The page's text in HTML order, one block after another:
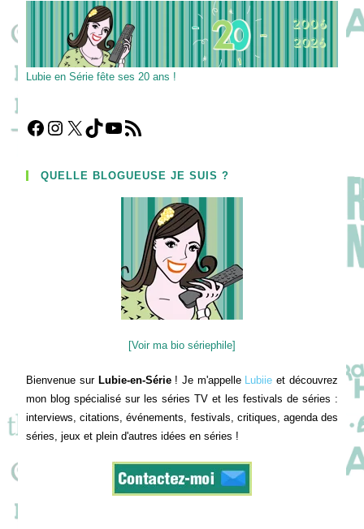
Lubie en Série fête ses 20 ans !
Facebook
Instagram
X TikTokYouTube
Flux RSS
QUELLE BLOGUEUSE JE SUIS ?
[Voir ma bio sériephile]
Bienvenue sur Lubie-en-Série! Je m'appelle Lubiie et découvrez
mon blog spécialisé sur les séries TV et les festivals de séries :
interviews, citations, événements, festivals, critiques, agenda des
séries, jeux et plein d'autres idées en séries !